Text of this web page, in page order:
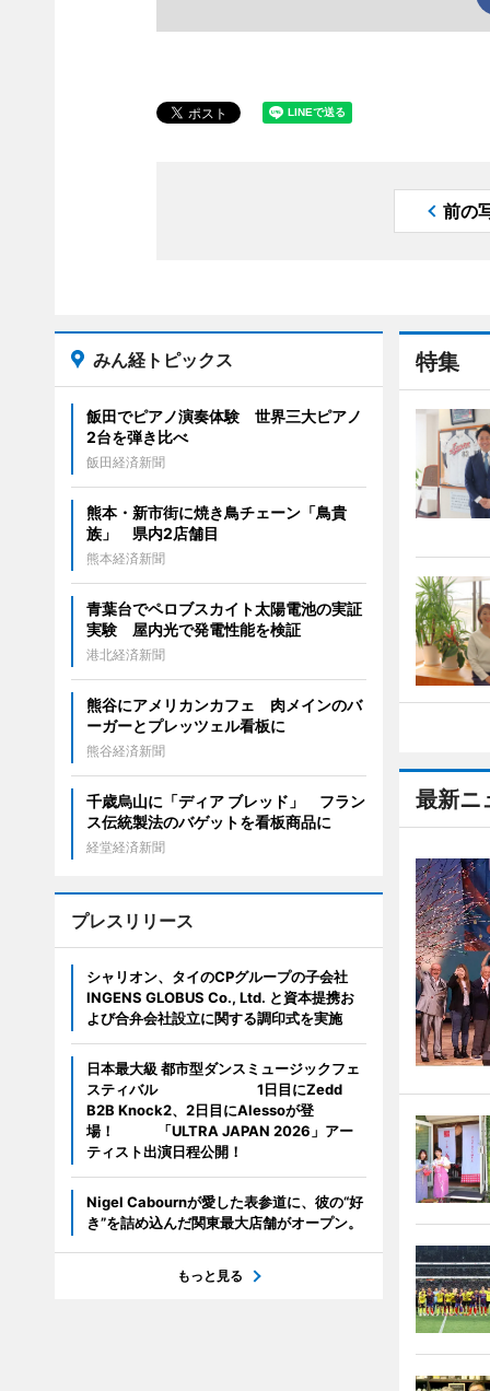
前の
特集
最新ニ
みん経トピックス
飯田でピアノ演奏体験 世界三大ピアノ
2台を弾き比べ
飯田経済新聞
熊本・新市街に焼き鳥チェーン「鳥貴
族」 県内2店舗目
熊本経済新聞
青葉台でペロブスカイト太陽電池の実証
実験 屋内光で発電性能を検証
港北経済新聞
熊谷にアメリカンカフェ 肉メインのバ
ーガーとプレッツェル看板に
熊谷経済新聞
千歳烏山に「ディア ブレッド」 フラン
ス伝統製法のバゲットを看板商品に
経堂経済新聞
プレスリリース
シャリオン、タイのCPグループの子会社
INGENS GLOBUS Co., Ltd. と資本提携お
よび合弁会社設立に関する調印式を実施
日本最大級 都市型ダンスミュージックフェ
スティバル 1日目にZedd
B2B Knock2、2日目にAlessoが登
場！ 「ULTRA JAPAN 2026」アー
ティスト出演日程公開！
Nigel Cabournが愛した表参道に、彼の“好
き”を詰め込んだ関東最大店舗がオープン。
もっと見る